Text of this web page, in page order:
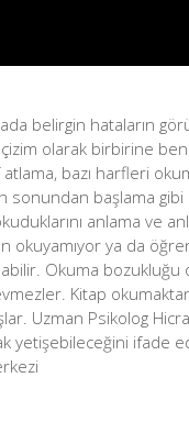
belirgin hataların
olarak birbirine
bazı harfleri
sonundan başlama
anlama ve
okuyamıyor ya da
Okuma bozukluğu
Kitap
Uzman Psikolog
yetişebileceğini ifade